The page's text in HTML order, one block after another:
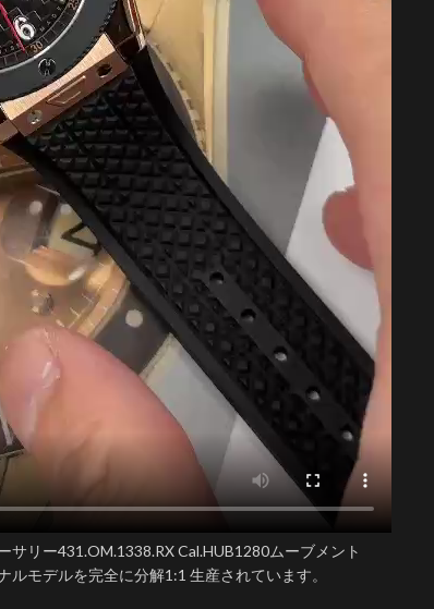
リー431.OM.1338.RX Cal.HUB1280ムーブメント
モデルを完全に分解1:1 生産されています。